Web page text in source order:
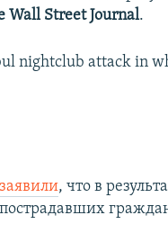
Wall Street Journal.
nightclub attack in
заявили, что в